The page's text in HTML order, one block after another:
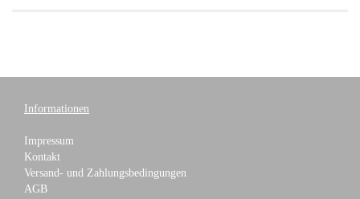
Informationen
Impressum
Kontakt
Versand- und Zahlungsbedingungen
AGB